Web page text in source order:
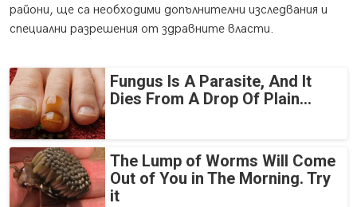
райони, ще са необходими допълнителни изследвания и
специални разрешения от здравните власти.
Fungus Is A Parasite, And It
Dies From A Drop Of Plain...
The Lump of Worms Will Come
Out of You in The Morning. Try
it